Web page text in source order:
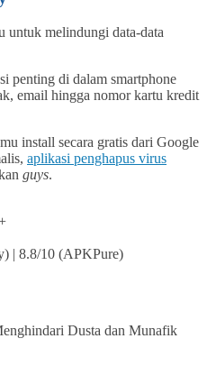
untuk melindungi data-data
penting di dalam smartphone
email hingga nomor kartu kredit
install secara gratis dari Google
aplikasi penghapus virus
guys.
| 8.8/10 (APKPure)